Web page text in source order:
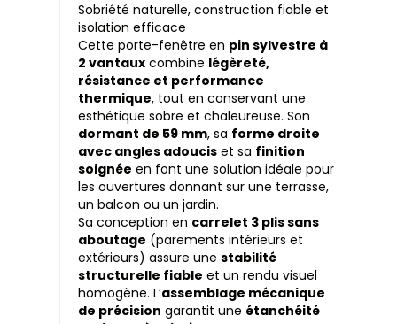
Sobriété naturelle, construction fiable et
isolation efficace
Cette porte-fenêtre en pin sylvestre à
2 vantaux combine légèreté,
résistance et performance
thermique, tout en conservant une
esthétique sobre et chaleureuse. Son
dormant de 59 mm, sa forme droite
avec angles adoucis et sa finition
soignée en font une solution idéale pour
les ouvertures donnant sur une terrasse,
un balcon ou un jardin.
Sa conception en carrelet 3 plis sans
aboutage (parements intérieurs et
extérieurs) assure unestabilité
structurelle fiable et un rendu visuel
homogène. L’assemblage mécanique
de précision garantit une étanchéité